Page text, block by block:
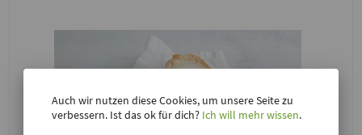
Auch wir nutzen diese Cookies, um unsere Seite zu
verbessern. Ist das ok für dich? Ich will mehr wissen.